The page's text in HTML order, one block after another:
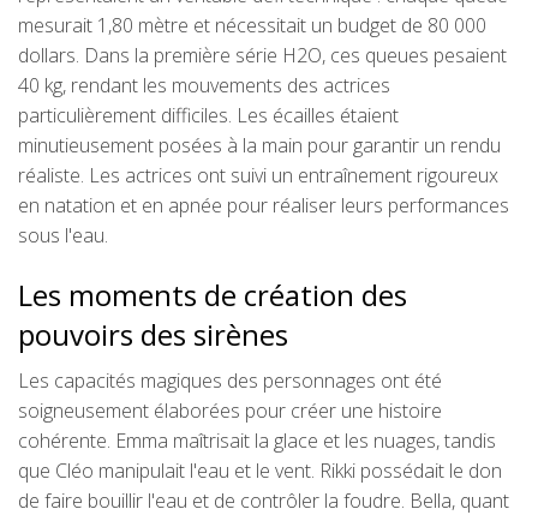
mesurait 1,80 mètre et nécessitait un budget de 80 000
dollars. Dans la première série H2O, ces queues pesaient
40 kg, rendant les mouvements des actrices
particulièrement difficiles. Les écailles étaient
minutieusement posées à la main pour garantir un rendu
réaliste. Les actrices ont suivi un entraînement rigoureux
en natation et en apnée pour réaliser leurs performances
sous l'eau.
Les moments de création des
pouvoirs des sirènes
Les capacités magiques des personnages ont été
soigneusement élaborées pour créer une histoire
cohérente. Emma maîtrisait la glace et les nuages, tandis
que Cléo manipulait l'eau et le vent. Rikki possédait le don
de faire bouillir l'eau et de contrôler la foudre. Bella, quant